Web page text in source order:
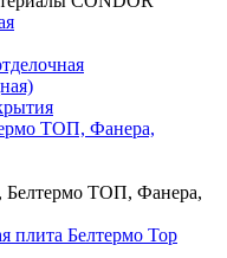
ТОП, Фанера,
ТОП, Фанера,
плита Белтермо Top